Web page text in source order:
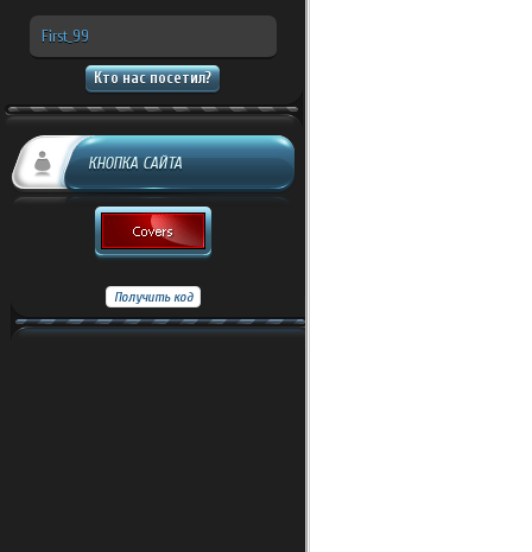
First_99
Кто нас посетил?
КНОПКА САЙТА